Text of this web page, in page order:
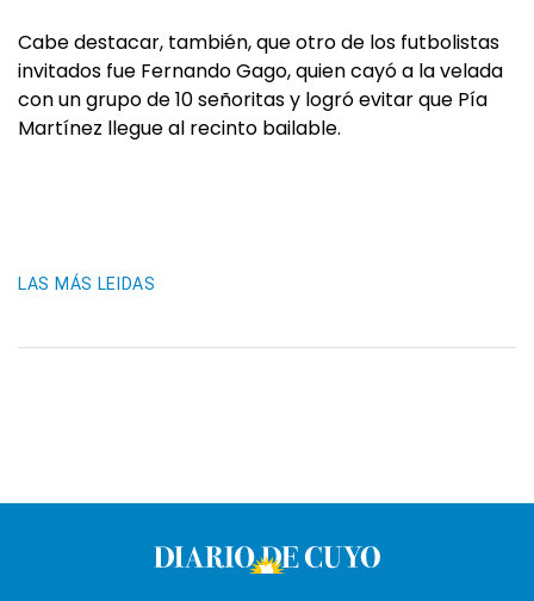
Cabe destacar, también, que otro de los futbolistas
invitados fue Fernando Gago, quien cayó a la velada
con un grupo de 10 señoritas y logró evitar que Pía
Martínez llegue al recinto bailable.
LAS MÁS LEIDAS